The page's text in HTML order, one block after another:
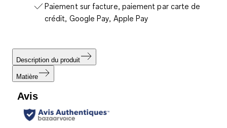
Paiement sur facture, paiement par carte de
crédit, Google Pay, Apple Pay
Description du produit
Matière
Avis